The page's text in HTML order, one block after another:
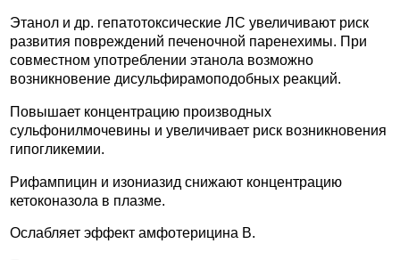
Этанол и др. гепатотоксические ЛС увеличивают риск
развития повреждений печеночной паренехимы. При
совместном употреблении этанола возможно
возникновение дисульфирамоподобных реакций.
Повышает концентрацию производных
сульфонилмочевины и увеличивает риск возникновения
гипогликемии.
Рифампицин и изониазид снижают концентрацию
кетоконазола в плазме.
Ослабляет эффект амфотерицина В.